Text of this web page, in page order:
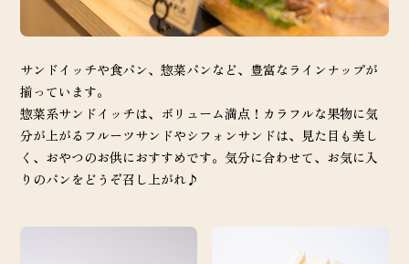
サンドイッチや食パン、惣菜パンなど、豊富なラインナップが
揃っています。
惣菜系サンドイッチは、ボリューム満点！カラフルな果物に気
分が上がるフルーツサンドやシフォンサンドは、見た目も美し
く、おやつのお供におすすめです。気分に合わせて、お気に入
りのパンをどうぞ召し上がれ♪